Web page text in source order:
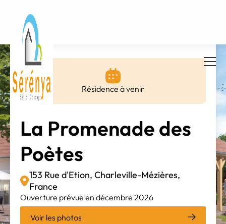
Résidence à venir
La Promenade des
Poètes
153 Rue d'Etion, Charleville-Mézières,
France
Ouverture prévue en décembre 2026
Voir les photos